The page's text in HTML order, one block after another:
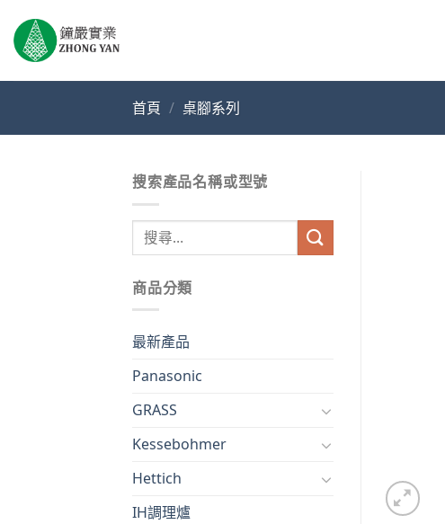
content
首頁 / 桌腳系列
搜索產品名稱或型號
鍵
字:
商品分類
最新產品
Panasonic
GRASS
Kessebohmer
Hettich
IH調理爐